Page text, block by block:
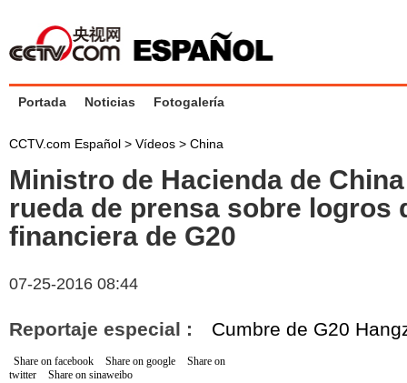
Portada Noticias Fotogalería
CCTV.com Español > Vídeos > China
Ministro de Hacienda de
rueda de prensa sobre logros
financiera de G20
07-25-2016 08:44
Reportaje especial : Cumbre de G20
Share on facebook Share on google
Share on
twitter
Share on sinaweibo